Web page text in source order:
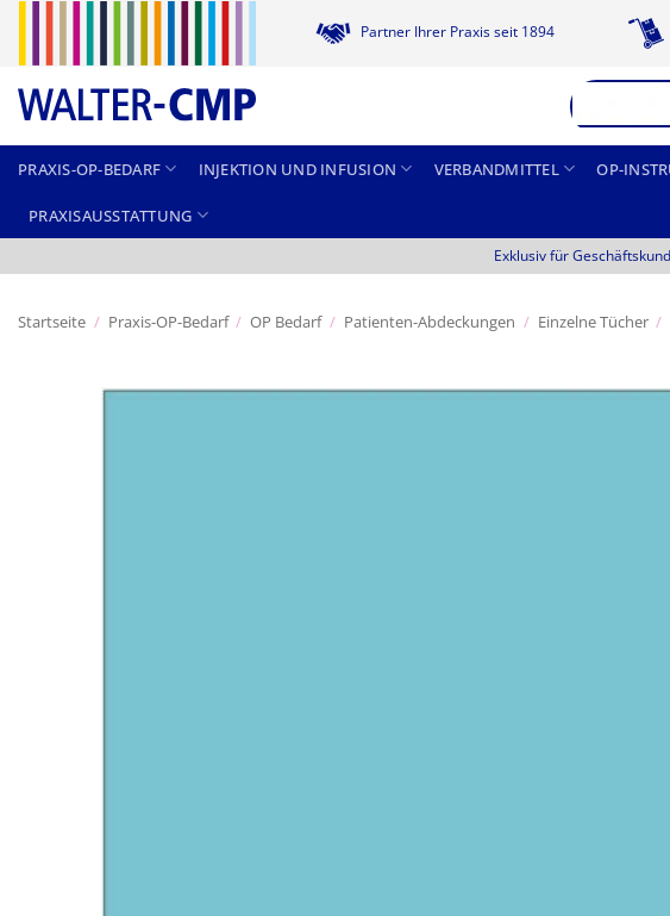
springen
Partner Ihrer Praxis seit 1894
PRAXIS-OP-BEDARF INJEKTION UND INFUSION VERBANDMITTEL OP-
PRAXISAUSSTATTUNG
Exklusiv für
Startseite / Praxis-OP-Bedarf / OP Bedarf / Patienten-Abdeckungen / Einzelne Tücher /